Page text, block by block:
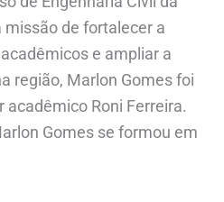
missão de fortalecer a
e ampliar a
região, Marlon Gomes foi
acadêmico Roni Ferreira.
Gomes se formou em